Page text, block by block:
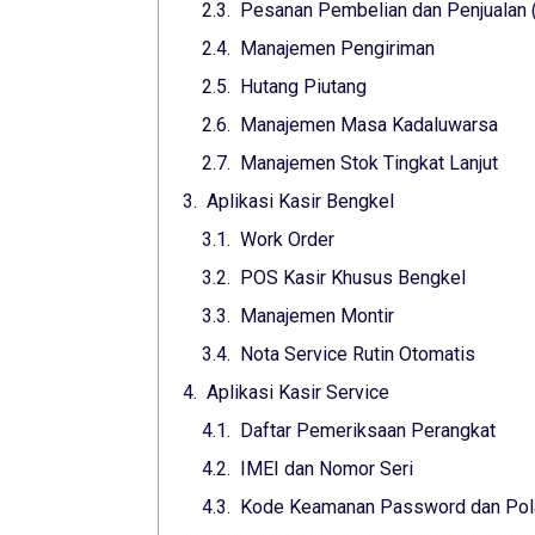
Pesanan Pembelian dan Penjualan
Manajemen Pengiriman
Hutang Piutang
Manajemen Masa Kadaluwarsa
Manajemen Stok Tingkat Lanjut
Aplikasi Kasir Bengkel
Work Order
POS Kasir Khusus Bengkel
Manajemen Montir
Nota Service Rutin Otomatis
Aplikasi Kasir Service
Daftar Pemeriksaan Perangkat
IMEI dan Nomor Seri
Kode Keamanan Password dan